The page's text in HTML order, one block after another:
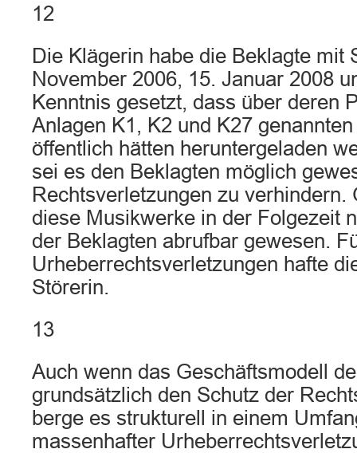
12
Die Klägerin habe die Beklagte mit
November 2006, 15. Januar 2008
Kenntnis gesetzt, dass über deren
Anlagen K1, K2 und K27
öffentlich hätten heruntergeladen
sei es den Beklagten möglich
Rechtsverletzungen zu verhindern.
diese Musikwerke in der Folgezeit
der Beklagten abrufbar gewesen.
Urheberrechtsverletzungen hafte
Störerin.
13
Auch wenn das Geschäftsmodell
grundsätzlich den Schutz der
berge es strukturell in einem
massenhafter